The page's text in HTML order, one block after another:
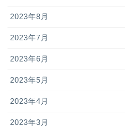
2023年8月
2023年7月
2023年6月
2023年5月
2023年4月
2023年3月